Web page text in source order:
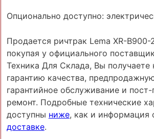
Опционально доступно:
Продается ричтрак Lema XR-B900-
покупая у официального
Техника Для Склада, Вы получаете
гарантию качества,
гарантийное обслуживание и
ремонт. Подробные технические
доступны ниже, как и информация
доставке.